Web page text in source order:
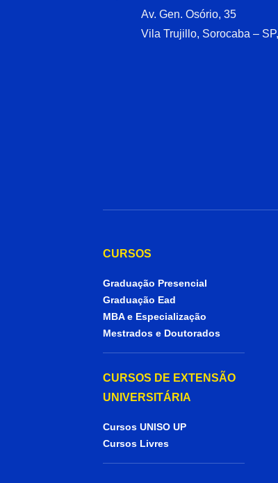
Av. Gen. Osório, 35
Vila Trujillo, Sorocaba –
CURSOS
Graduação Presencial
Graduação Ead
MBA e Especialização
Mestrados e Doutorados
CURSOS DE EXTENSÃO
UNIVERSITÁRIA
Cursos UNISO UP
Cursos Livres